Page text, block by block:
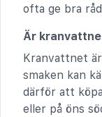
ofta ge bra
Är
Kranvattnet
smaken kan
därför att
eller på öns